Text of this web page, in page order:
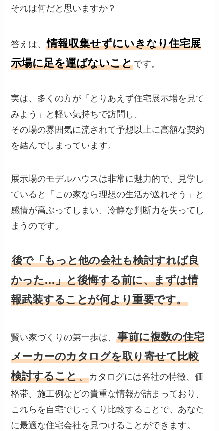
それは何だと思いますか？
答えは、情報収集せずにいきなり住宅展
示場に足を運ばないことです。
実は、多くの方が「とりあえず住宅展示場を見て
みよう」と軽い気持ちで訪問し、
その場の雰囲気に流されて予想以上に高額な契約
を結んでしまっています。
展示場のモデルハウスは非常に魅力的で、見学し
ていると「この家なら理想の生活が送れそう」と
感情が高ぶってしまい、冷静な判断力を失ってし
まうのです。
後で「もっと他の会社も検討すれば良
かった…」と後悔する前に、まずは情
報武装することが何より重要です。
賢い家づくりの第一歩は、事前に複数の住宅
メーカーのカタログを取り寄せて比較
検討すること 。カタログには各社の特徴、価
格帯、施工例などの貴重な情報が詰まっており、
これらを自宅でじっくり比較することで、あなた
に最適な住宅会社を見つけることができます。